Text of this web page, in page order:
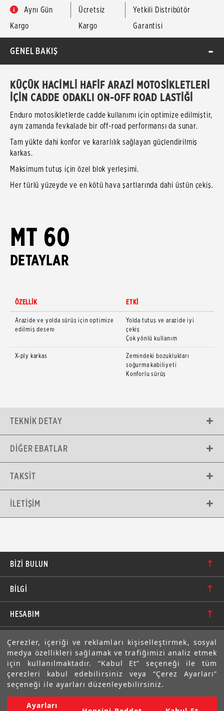
Çerezler, içeriği ve reklamları kişiselleştirmek, sosyal
medya özellikleri sağlamak ve trafiğimizi analiz etmek
için kullanılmaktadır. “Kabul Et” seçeneği ile tüm
çerezleri kabul edebilirsiniz veya “Çerez Ayarları”
seçeneği ile ayarları düzenleyebilirsiniz.
Ayarları
Aynı Gün
Kargo
Ücretsiz
Kargo
Yetkili Distribütör
Garantisi
GENEL BAKIŞ
KÜÇÜK HACİMLİ HAFİF ARAZİ MOTOSİKLETLERİ
İÇİN CADDE ODAKLI ON-OFF ROAD LASTİĞİ
Enduro motosikletlerde cadde kullanımı için optimize edilmiştir,
aynı zamanda fevkalade bir off-road performansı da sunar.
Tam yükte dahi konfor ve kararlılık sağlayan güçlendirilmiş
karkas.
Maksimum tutuş için özel blok yerleşimi.
Her türlü yüzeyde ve en kötü hava şartlarında dahi üstün çekiş.
MT 60
DETAYLAR
ÖZELLİK ETKİ
Arazide ve yolda sürüş için optimize
edilmiş desenı
Yolda tutuş ve arazide iyi
çekiş
Çok yönlü kullanım
X-ply karkas
Zemindeki bozuklukları
soğurma kabiliyeti
Konforlu sürüş
TEKNIK DETAY
DIĞER EBATLAR
TAKSIT
İLETIŞIM
BIZI BULUN
bilgi@motolastik.com
+90 549 549 66 86
+90 232 462 08 42
BİLGİ
Banka Hesap Numaraları
Teknik Bilgi
Sıkça Sorulan Sorular
Gizlilik Bildirimi ve Güvenlik
HESABIM
Siparişler
Adresler
Üyelik Bilgilerim
E-BÜLTEN
Abone olarak aramıza katılın. Avantajlardan ve indirimlerden
ilk sizin haberiniz olsun!